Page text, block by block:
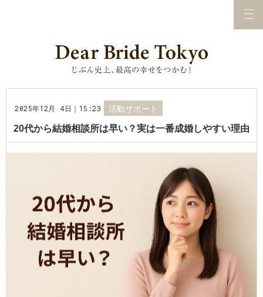
2025年12月 4日｜15:23 活動サポート
20代から結婚相談所は早い？実は一番成婚しやすい理由